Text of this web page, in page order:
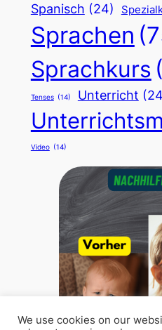
Spanisch (24)
Sprachen
Sprachkurs
Tenses (14) Unterricht
Video (14)
We use cookies on our